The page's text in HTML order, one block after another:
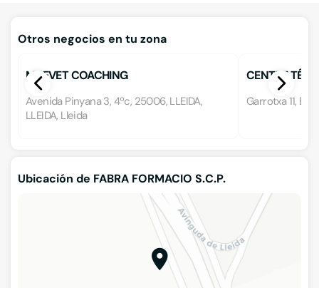
Otros negocios en tu zona
MUEVET COACHING
Avenida Pinyana 3, 4ºc, 25006, LLEIDA,
LLEIDA, Lleida
CENTRE
Garrotxa 11,
Ubicación de FABRA FORMACIO S.C.P.